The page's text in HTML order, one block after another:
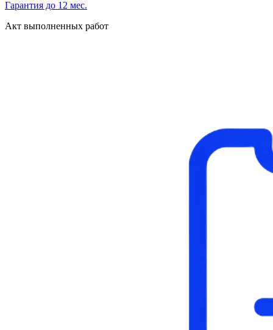
Гарантия до 12 мес.
Акт выполненных работ